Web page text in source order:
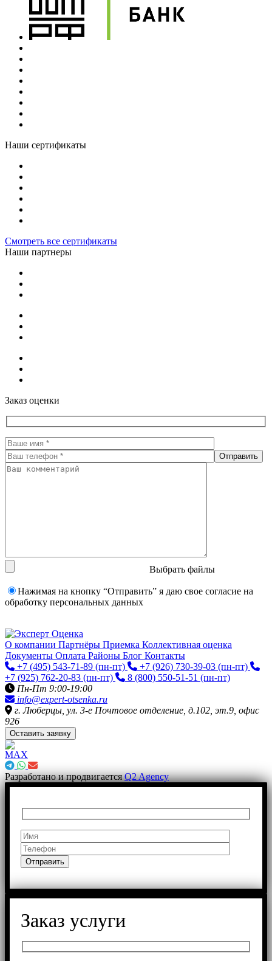
Наши сертификаты
Смотреть все сертификаты
Наши партнеры
Заказ оценки
Выбрать файлы
Нажимая на кнопку “Отправить” я даю свое согласие на
обработку персональных данных
О компании Партнёры Приемка Коллективная оценка
Документы Оплата Районы Блог Контакты
+7 (495) 543-71-89 (пн-пт) +7 (926) 730-39-03 (пн-пт)
+7 (925) 762-20-83 (пн-пт) 8 (800) 550-51-51 (пн-пт)
Пн-Пт 9:00-19:00
info@expert-otsenka.ru
г. Люберцы, ул. 3-е Почтовое отделение, д.102, эт.9, офис
926
Оставить заявку
Разработано и продвигаетсяQ2 Agency
Заказ услуги